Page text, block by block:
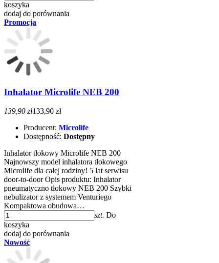
koszyka
dodaj do porównania
Promocja
Inhalator Microlife NEB 200
139,90 zł133,90 zł
Producent: Microlife
Dostępność: Dostępny
Inhalator tłokowy Microlife NEB 200
Najnowszy model inhalatora tłokowego
Microlife dla całej rodziny! 5 lat serwisu
door-to-door Opis produktu: Inhalator
pneumatyczno tłokowy NEB 200 Szybki
nebulizator z systemem Venturiego
Kompaktowa obudowa…
szt. Do
koszyka
dodaj do porównania
Nowość